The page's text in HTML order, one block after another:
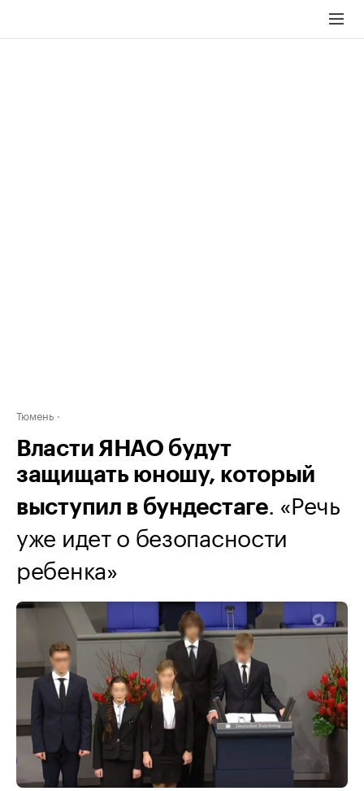
Тюмень
Власти ЯНАО будут
защищать юношу, который
выступил в бундестаге. «Речь
уже идет о безопасности
ребенка»